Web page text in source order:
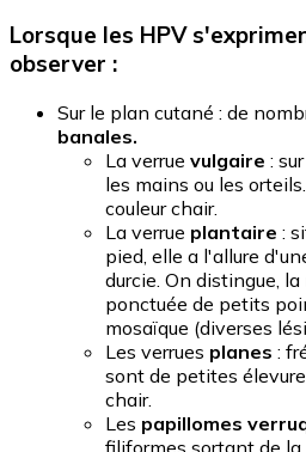
Lorsque les HPV
observer :
Sur le plan cutané : de
banales.
La verrue vulgaire :
les mains ou les
couleur chair.
La verrue plantaire :
pied, elle a l'allure
durcie. On distingue,
ponctuée de petits
mosaïque (diverses
Les verrues planes :
sont de petites
chair.
Les papillomes